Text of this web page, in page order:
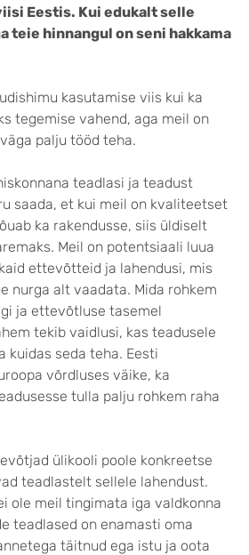
Eestis. Kui edukalt selle
teie hinnangul on seni hakkama
kasutamise viis kui ka
tegemise vahend, aga meil on
palju tööd teha.
teadlasi ja teadust
saada, et kui meil on kvaliteetset
ka rakendusse, siis üldiselt
Meil on potentsiaali luua
ettevõtteid ja lahendusi, mis
nurga alt vaadata. Mida rohkem
ja ettevõtluse tasemel
tekib vaidlusi, kas teadusele
kuidas seda teha. Eesti
võrdluses väike, ka
tulla palju rohkem raha
ülikooli poole konkreetse
teadlastelt sellele lahendust.
ole meil tingimata iga valdkonna
teadlased on enamasti oma
täitnud ega istu ja oota